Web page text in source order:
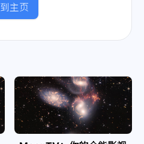
主页